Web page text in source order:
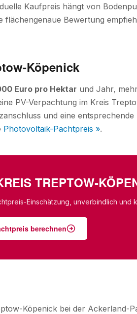
Kaufpreis hängt von
flächengenaue Bewertung
Köpenick
Euro pro Hektar und Jahr,
PV-Verpachtung im Kreis
und eine entsprechende
Photovoltaik-Pachtpreis ».
TREPTOW-
Einschätzung, unverbindlich und
berechnen
Köpenick bei der Ackerland-